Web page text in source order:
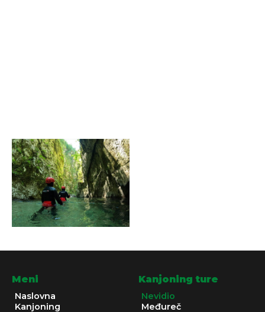
Meni
Naslovna
Kanjoning
Kanjoning ture
Nevidio
Međureč